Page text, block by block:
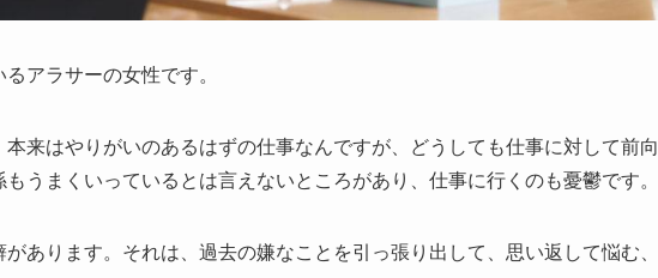
アラサーの女性です。
来はやりがいのあるはずの仕事なんですが、どうしても仕事に対して前向
うまくいっているとは言えないところがあり、仕事に行くのも憂鬱です。
あります。それは、過去の嫌なことを引っ張り出して、思い返して悩む、